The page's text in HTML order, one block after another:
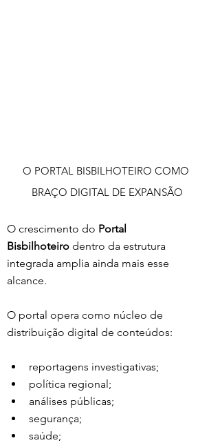
O PORTAL BISBILHOTEIRO COMO
BRAÇO DIGITAL DE EXPANSÃO
O crescimento do Portal
Bisbilhoteiro dentro da estrutura
integrada amplia ainda mais esse
alcance.
O portal opera como núcleo de
distribuição digital de conteúdos:
reportagens investigativas;
política regional;
análises públicas;
segurança;
saúde;